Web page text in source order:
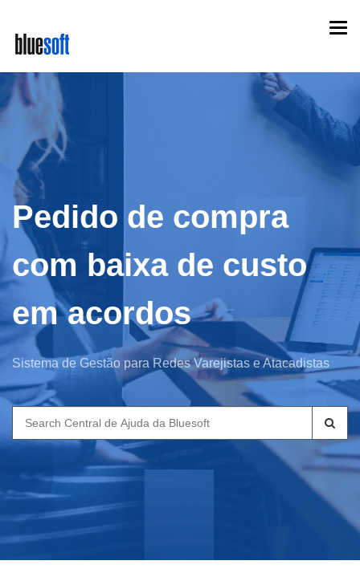
main
content
Pedido de compra
com baixa de custo
em acordos
Sistema de Gestão para Redes Varejistas e Atacadistas
Search
for: